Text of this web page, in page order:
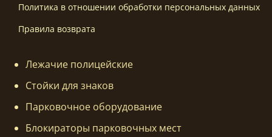
Политика в отношении обработки персональных данных
Правила возврата
Лежачие полицейские
Стойки для знаков
Парковочное оборудование
Блокираторы парковочных мест